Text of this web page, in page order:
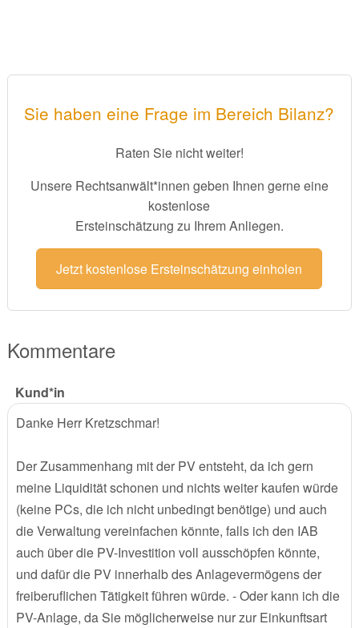
Sie haben eine Frage im Bereich Bilanz?
Raten Sie nicht weiter!
Unsere Rechtsanwält*innen geben Ihnen gerne eine
kostenlose
Ersteinschätzung zu Ihrem Anliegen.
Jetzt kostenlose Ersteinschätzung einholen
Kommentare
Kund*in
Danke Herr Kretzschmar!
Der Zusammenhang mit der PV entsteht, da ich gern
meine Liquidität schonen und nichts weiter kaufen würde
(keine PCs, die ich nicht unbedingt benötige) und auch
die Verwaltung vereinfachen könnte, falls ich den IAB
auch über die PV-Investition voll ausschöpfen könnte,
und dafür die PV innerhalb des Anlagevermögens der
freiberuflichen Tätigkeit führen würde. - Oder kann ich die
PV-Anlage, da Sie möglicherweise nur zur Einkunftsart